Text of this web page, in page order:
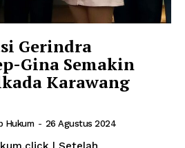
Gerindra
Gina Semakin
Karawang
Hukum - 26 Agustus 2024